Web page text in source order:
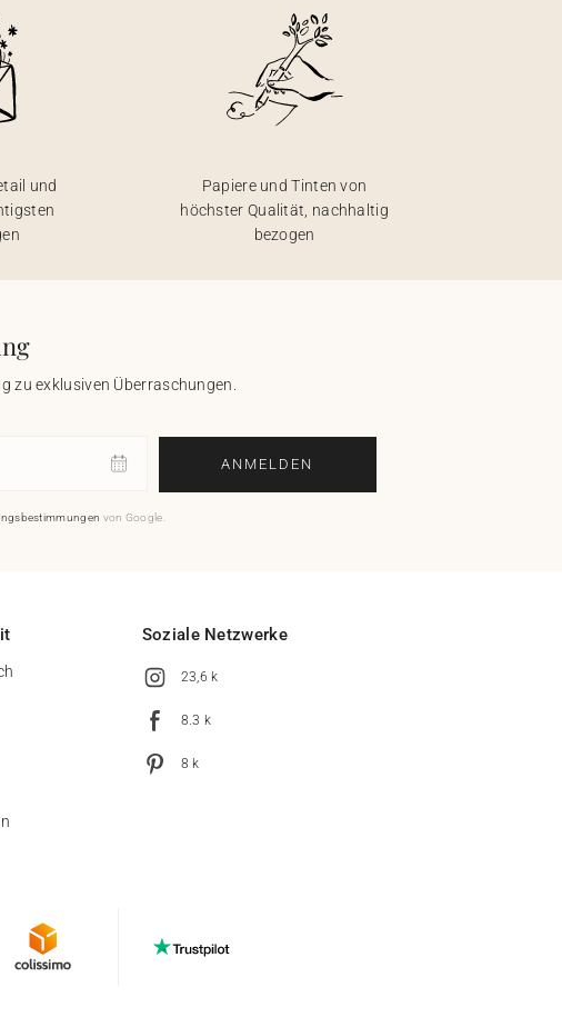
und
Papiere und Tinten von
höchster Qualität, nachhaltig
bezogen
zu exklusiven Überraschungen.
ANMELDEN
von Google.
Soziale Netzwerke
23,6 k
8.3 k
8 k